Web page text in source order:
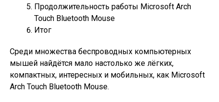
Продолжительность работы Microsoft Arch
Touch Bluetooth Mouse
Итог
Среди множества беспроводных компьютерных
мышей найдётся мало настолько же лёгких,
компактных, интересных и мобильных, как Microsoft
Arch Touch Bluetooth Mouse.